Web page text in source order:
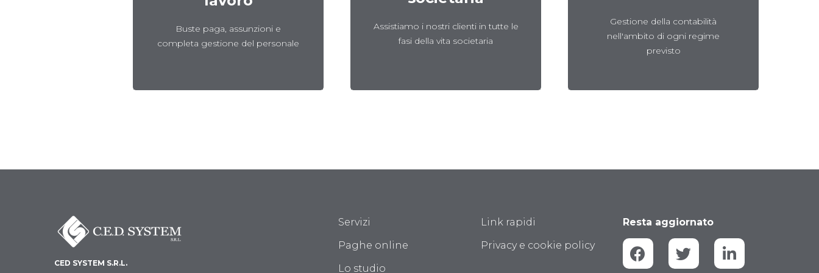
Buste paga, assunzioni e
completa gestione del personale
Assistiamo i nostri clienti in tutte le
fasi della vita societaria
Scopri
Gestione della contabilità
nell'ambito di ogni regime
previsto
CED SYSTEM S.R.L.
Servizi
Paghe online
Lo studio
Link rapidi
Privacy e cookie policy
Resta aggiornato